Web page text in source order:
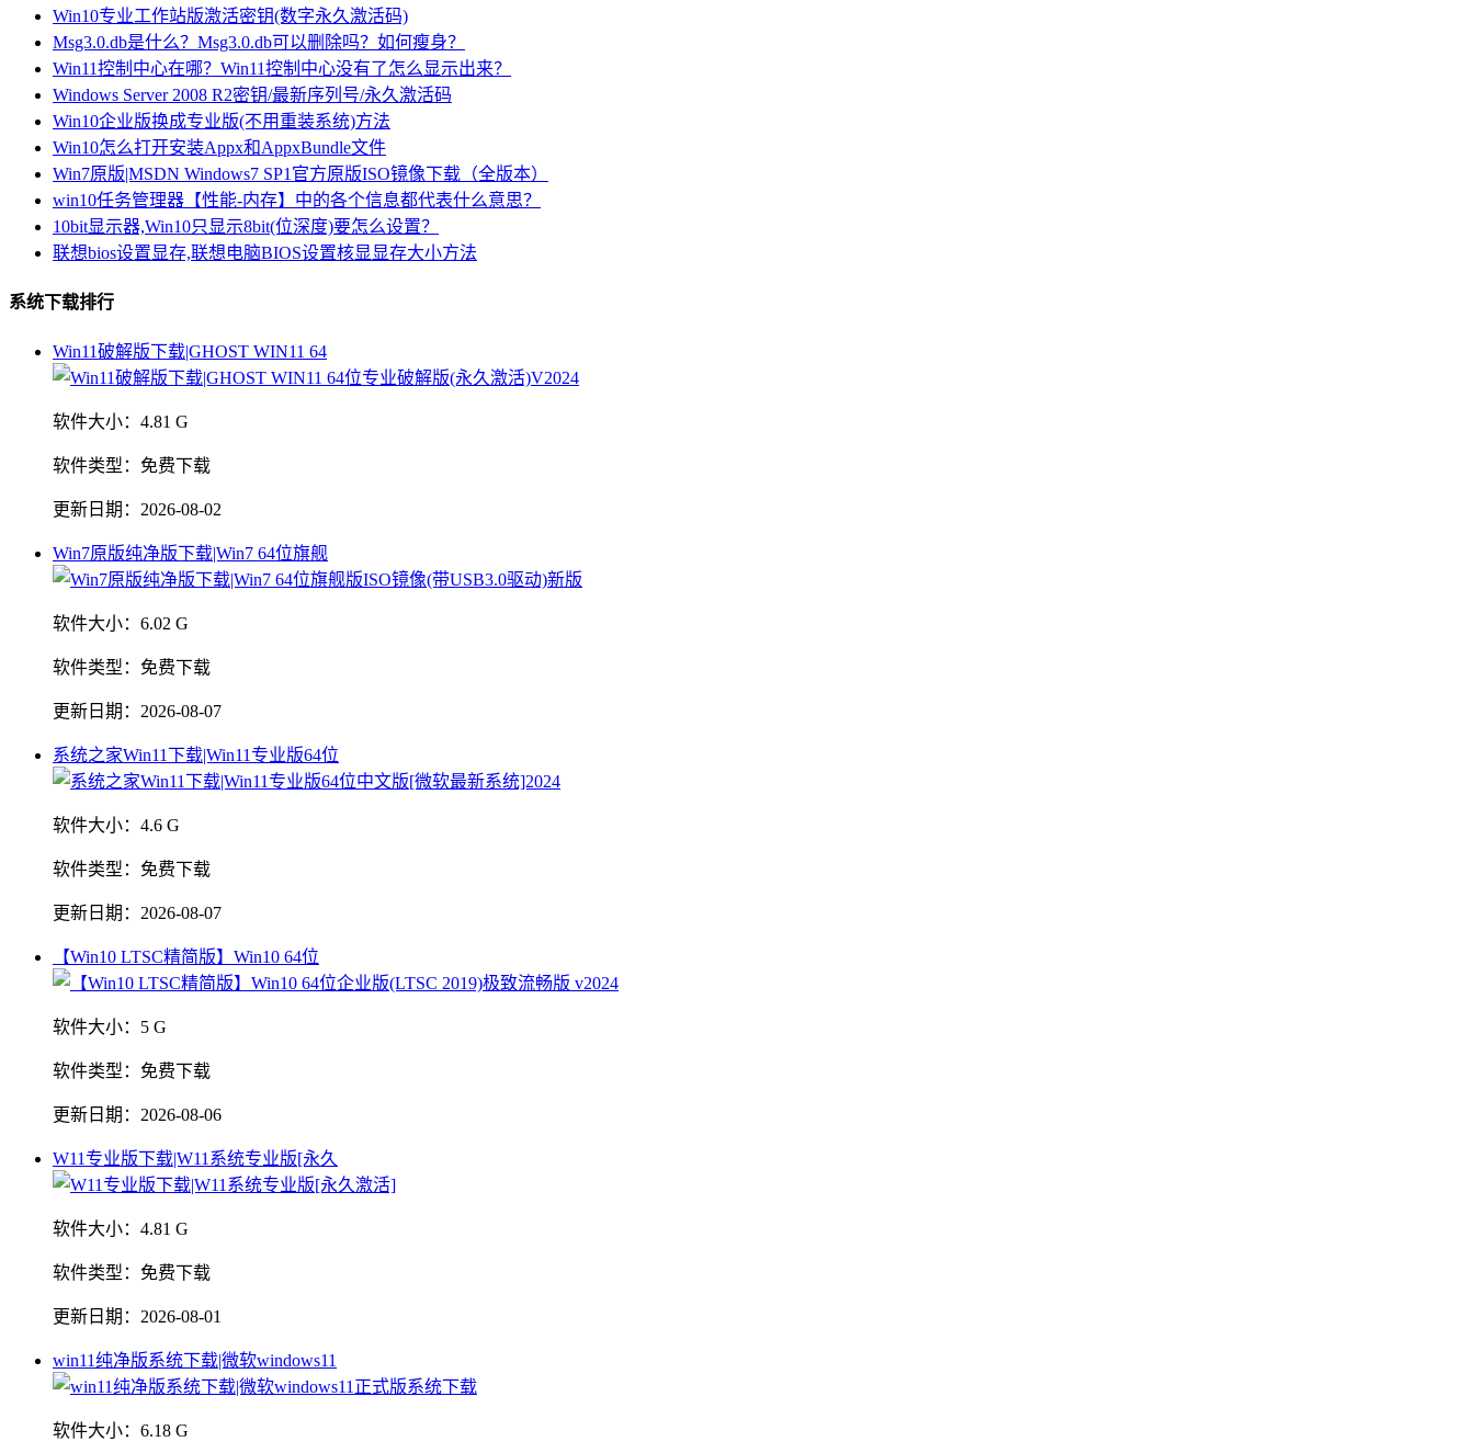
Win10专业工作站版激活密钥(数字永久激活码)
Msg3.0.db是什么？Msg3.0.db可以删除吗？如何瘦身？
Win11控制中心在哪？Win11控制中心没有了怎么显示出来？
Windows Server 2008 R2密钥/最新序列号/永久激活码
Win10企业版换成专业版(不用重装系统)方法
Win10怎么打开安装Appx和AppxBundle文件
Win7原版|MSDN Windows7 SP1官方原版ISO镜像下载（全版本）
win10任务管理器【性能-内存】中的各个信息都代表什么意思？
10bit显示器,Win10只显示8bit(位深度)要怎么设置？
联想bios设置显存,联想电脑BIOS设置核显显存大小方法
系统下载排行
Win11破解版下载|GHOST WIN11 64
软件大小： 4.81 G
软件类型： 免费下载
更新日期： 2026-08-02
Win7原版纯净版下载|Win7 64位旗舰
软件大小： 6.02 G
软件类型： 免费下载
更新日期： 2026-08-07
系统之家Win11下载|Win11专业版64位
软件大小： 4.6 G
软件类型： 免费下载
更新日期： 2026-08-07
【Win10 LTSC精简版】Win10 64位
软件大小： 5 G
软件类型： 免费下载
更新日期： 2026-08-06
W11专业版下载|W11系统专业版[永久
软件大小： 4.81 G
软件类型： 免费下载
更新日期： 2026-08-01
win11纯净版系统下载|微软windows11
软件大小： 6.18 G